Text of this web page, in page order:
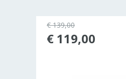
€ 139,00
€ 119,00